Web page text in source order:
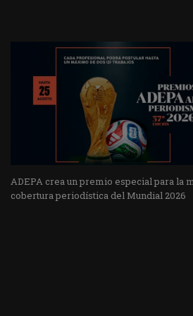
ADEPA crea un premio especial para la
cobertura periodística del Mundial 2026